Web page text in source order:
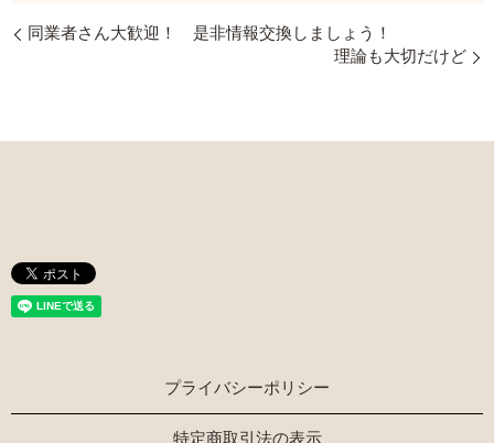
同業者さん大歓迎！ 是非情報交換しましょう！
理論も大切だけど
プライバシーポリシー
特定商取引法の表示